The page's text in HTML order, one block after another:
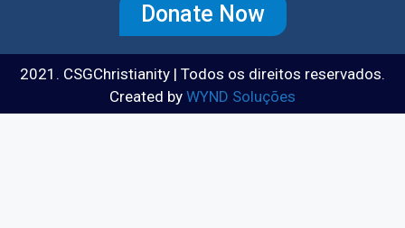
Donate Now
2021. CSGChristianity | Todos os direitos reservados.
Created by WYND Soluções